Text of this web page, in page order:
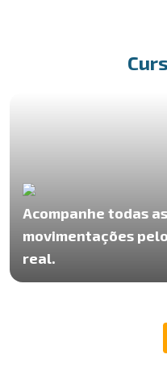
Acompanhe todas as
movimentações
real.